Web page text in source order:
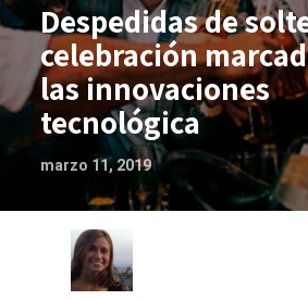
Despedidas de
celebración
las innovaciones
tecnológica
marzo 11, 2019